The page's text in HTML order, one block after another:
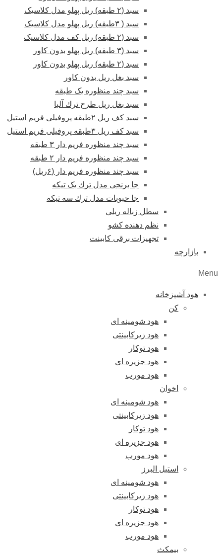
سبد (۲ طبقه) ریل پهلو مدل کلاسیک
سبد ( ۳طبقه) ریل پهلو مدل کلاسیک
سبد (۲ طبقه) ریل کف مدل کلاسیک
سبد (۳ طبقه) ریل پهلو بدون کاور
سبد (۲ طبقه) ریل پهلو بدون کاور
سبد بغل ریل بدون کاور
سبد چند منظوره یک طبقه
سبد بغل ریل طرح ترك آلبا
سبد کف ریل ۲طبقه پروفیلی فریم استیل
سبد کف ریل ۳طبقه پروفیلی فریم استیل
سبد چند منظوره فریم دار ۳ طبقه
سبد چند منظوره فریم دار ۲ طبقه
سبد چند منظوره فریم دار (۶ریل)
جا برنجی مدل ترك یک تیکه
جا حبوبات مدل ترك سه تیکه
سطل زباله ریلی
نظم دهنده کشو
تجهیزات برقی کابینت
بازارچه
Menu
هود آشپزخانه
کن
هود شومینه ای
هود زیرکابینتی
هود توکار
هود جزیره ای
هود مورب
اخوان
هود شومینه ای
هود زیرکابینتی
هود توکار
هود جزیره ای
هود مورب
استیل البرز
هود شومینه ای
هود زیرکابینتی
هود توکار
هود جزیره ای
هود مورب
بیمکث